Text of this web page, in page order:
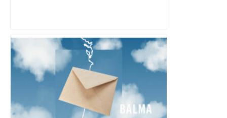
Trains supprimés, lignes coupées : de
gros travaux SNCF vont perturber le
trafic autour de Toulouse, voici les axes
concernés – ladepeche.fr